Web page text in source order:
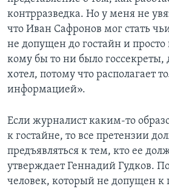
контрразведка. Но у меня не
что Иван Сафронов мог стать
не допущен до гостайн и просто
кому бы то ни было госсекреты,
хотел, потому что располагает
информацией».
Если журналист каким-то
к гостайне, то все претензии
предъявляться к тем, кто ее
утверждает Геннадий Гудков.
человек, который не допущен к